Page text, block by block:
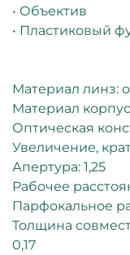
• Объектив
• Пластиковый
Материал линз:
Материал
Оптическая
Увеличение,
Апертура: 1,25
Рабочее
Парфокальное
Толщина
0,17